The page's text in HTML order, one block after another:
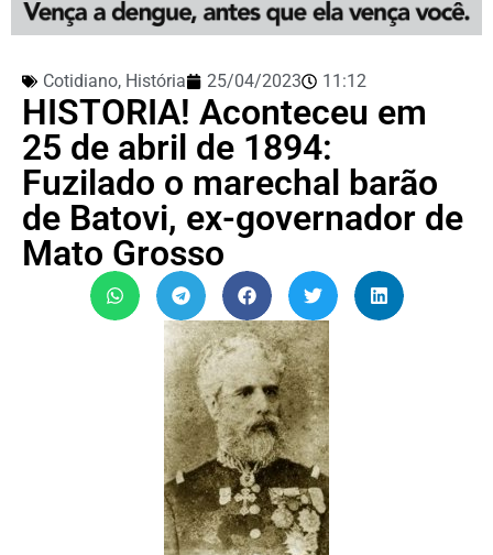
Cotidiano, História 25/04/2023 11:12
HISTORIA! Aconteceu em
25 de abril de 1894:
Fuzilado o marechal barão
de Batovi, ex-governador de
Mato Grosso